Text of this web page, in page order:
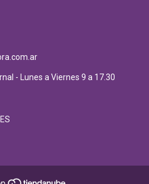
- Lunes a Viernes 9 a 17.30